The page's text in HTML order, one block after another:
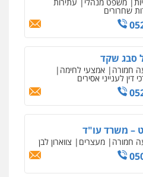
שחרורים
סבג שקד
חמורה אמצעי לחימה
דין לענייני אסירים
– משרד עו"ד
חמורה מעצרים צווארון לבן